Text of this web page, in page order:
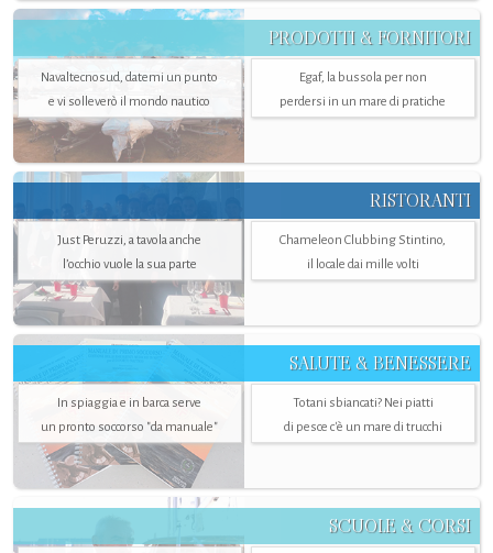
PRODOTTI & FORNITORI
Navaltecnosud, datemi un punto
e vi solleverò il mondo nautico
Egaf, la bussola per non
perdersi in un mare di pratiche
RISTORANTI
Just Peruzzi, a tavola anche
l’occhio vuole la sua parte
Chameleon Clubbing Stintino,
il locale dai mille volti
SALUTE & BENESSERE
In spiaggia e in barca serve
un pronto soccorso "da manuale"
Totani sbiancati? Nei piatti
di pesce c'è un mare di trucchi
SCUOLE & CORSI